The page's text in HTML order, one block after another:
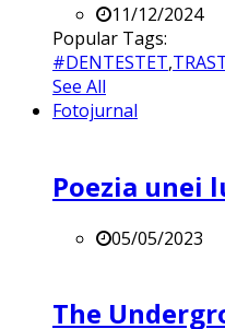
11/12/2024
Popular Tags:
#DENTESTET,
See All
Fotojurnal
Poezia unei
05/05/2023
The